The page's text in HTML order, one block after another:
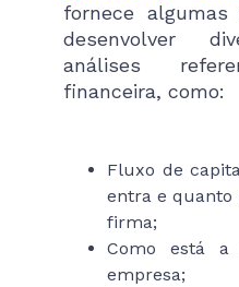
fornece
desenvolver
análises
financeira, como:
Fluxo de
entra e quanto
firma;
Como está
empresa;